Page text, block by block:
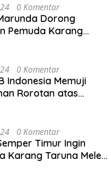
0 Komentar
Dorong
Pemuda Karang
Gratis Yang
LBH JSB Indonesia
0 Komentar
Indonesia Memuji
Rorotan atas
Pemuda Karang
di Jakarta Utara
0 Komentar
Timur Ingin
Karang Taruna Melek